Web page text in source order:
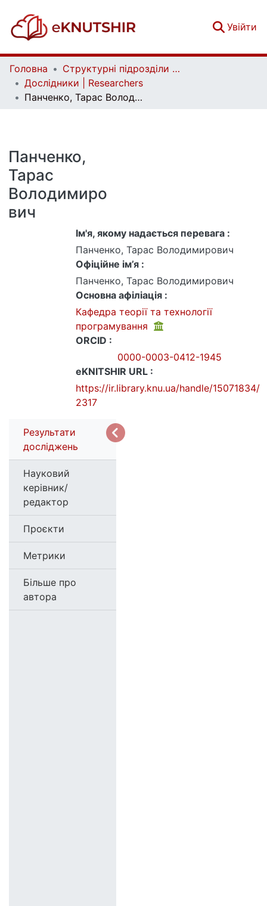
Увійти
Головна
Структурні підрозділи Київського національного університету імені Тараса Шевченка та Організації | Faculties, Institutes and Departments of Taras Shevchenko National University of Kyiv and Organizations
Дослідники | Researchers
Панченко, Тарас Володимирович
Панченко,
Тарас
Володимиро
вич
Ім'я, якому надається перевага :
Панченко, Тарас Володимирович
Офіційне ім’я :
Панченко, Тарас Володимирович
Основна афіліація :
Кафедра теорії та технології
програмування
ORCID :
0000-0003-0412-1945
eKNITSHIR URL :
https://ir.library.knu.ua/handle/15071834/
2317
Результати
досліджень
Науковий
керівник/
редактор
Проєкти
Метрики
Більше про
автора